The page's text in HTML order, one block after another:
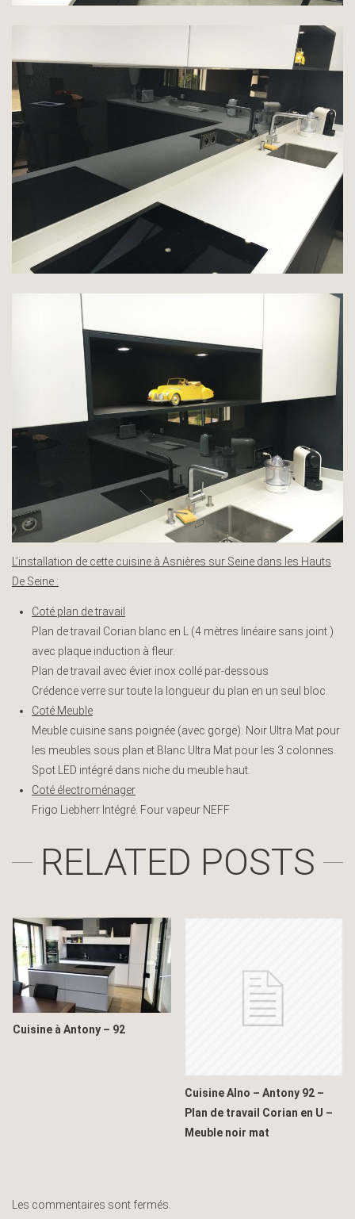
L’installation de cette cuisine à Asnières sur Seine dans les Hauts
De Seine :
Coté plan de travail
Plan de travail Corian blanc en L (4 mètres linéaire sans joint )
avec plaque induction à fleur.
Plan de travail avec évier inox collé par-dessous
Crédence verre sur toute la longueur du plan en un seul bloc.
Coté Meuble
Meuble cuisine sans poignée (avec gorge). Noir Ultra Mat pour
les meubles sous plan et Blanc Ultra Mat pour les 3 colonnes.
Spot LED intégré dans niche du meuble haut.
Coté électroménager
Frigo
Liebherr Intégré. Four vapeur NEFF
RELATED POSTS
Cuisine à Antony – 92
Cuisine Alno – Antony 92 –
Plan de travail Corian en U –
Meuble noir mat
Les commentaires sont fermés.